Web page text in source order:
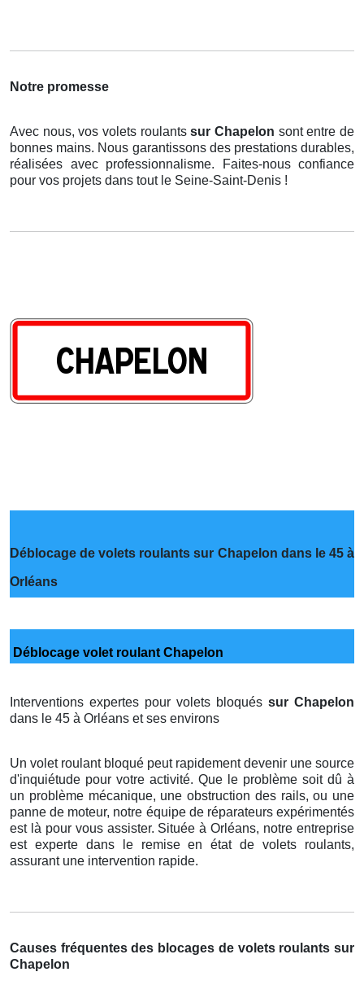
Notre promesse
Avec nous, vos volets roulantssur Chapelon sont entre de
bonnes mains. Nous garantissons des prestations durables,
réalisées avec professionnalisme. Faites-nous confiance
pour vos projets dans tout le Seine-Saint-Denis !
Déblocage de volets roulants sur Chapelon dans le 45 à
Orléans
Déblocage volet roulant Chapelon
Interventions expertes pour volets bloqués sur Chapelon
dans le 45 à Orléans et ses environs
Un volet roulant bloqué peut rapidement devenir une source
d'inquiétude pour votre activité. Que le problème soit dû à
un problème mécanique, une obstruction des rails, ou une
panne de moteur, notre équipe de réparateurs expérimentés
est là pour vous assister. Située à Orléans, notre entreprise
est experte dans le remise en état de volets roulants,
assurant une intervention rapide.
Causes fréquentes des blocages de volets roulants sur
Chapelon